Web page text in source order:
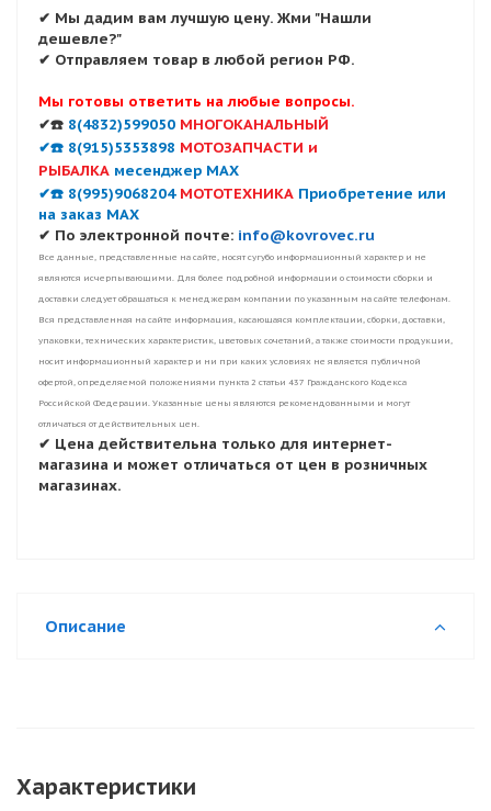
✔ Мы дадим вам лучшую цену. Жми "Нашли
дешевле?"
✔ Отправляем товар в любой регион РФ.
Мы готовы ответить на любые вопросы.
✔☎️ 8(4832)599050 МНОГОКАНАЛЬНЫЙ
✔☎️ 8(915)5353898 МОТОЗАПЧАСТИ и
РЫБАЛКА месенджер MAX
✔☎️ 8(995)9068204 МОТОТЕХНИКА Приобретение или
на заказ MAX
✔ По электронной почте: info@kovrovec.ru
Все данные, представленные на сайте, носят сугубо информационный характер и не
являются исчерпывающими. Для более подробной информации о стоимости сборки и
доставки следует обращаться к менеджерам компании по указанным на сайте телефонам.
Вся представленная на сайте информация, касающаяся комплектации, сборки, доставки,
упаковки, технических характеристик, цветовых сочетаний, а также стоимости продукции,
носит информационный характер и ни при каких условиях не является публичной
офертой, определяемой положениями пункта 2 статьи 437 Гражданского Кодекса
Российской Федерации. Указанные цены являются рекомендованными и могут
отличаться от действительных цен.
✔ Цена действительна только для интернет-
магазина и может отличаться от цен в розничных
магазинах.
Описание
Характеристики